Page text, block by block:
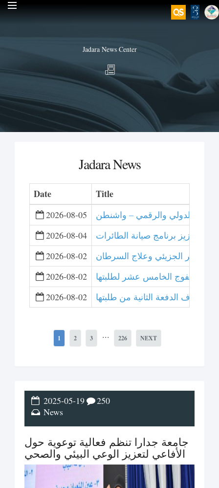
Jadara News Center
Jadara News
Date Title
2026-08-05
الدولي والرقمي – واشنطن
2026-08-04
لتعزيز برنامج صيانة الطائرات
2026-08-02
الجزيئي وعلاج السرطان
2026-08-02
تخريج الفوج الخامس عشر لطلبتها
2026-08-02
وتزف الدفعة الثانية من طلبتها
1 2 3 ... 226 NEXT
2025-05-19
News
250
جامعة جدارا تنظم فعالية توعوية حول
الأفاعي لتعزيز الوعي البيئي والصحي